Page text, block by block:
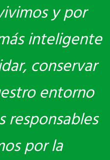
y por
inteligente
conservar
entorno
responsables
por la